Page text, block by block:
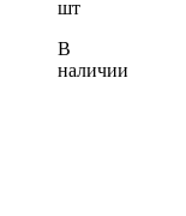
шт
В
наличии